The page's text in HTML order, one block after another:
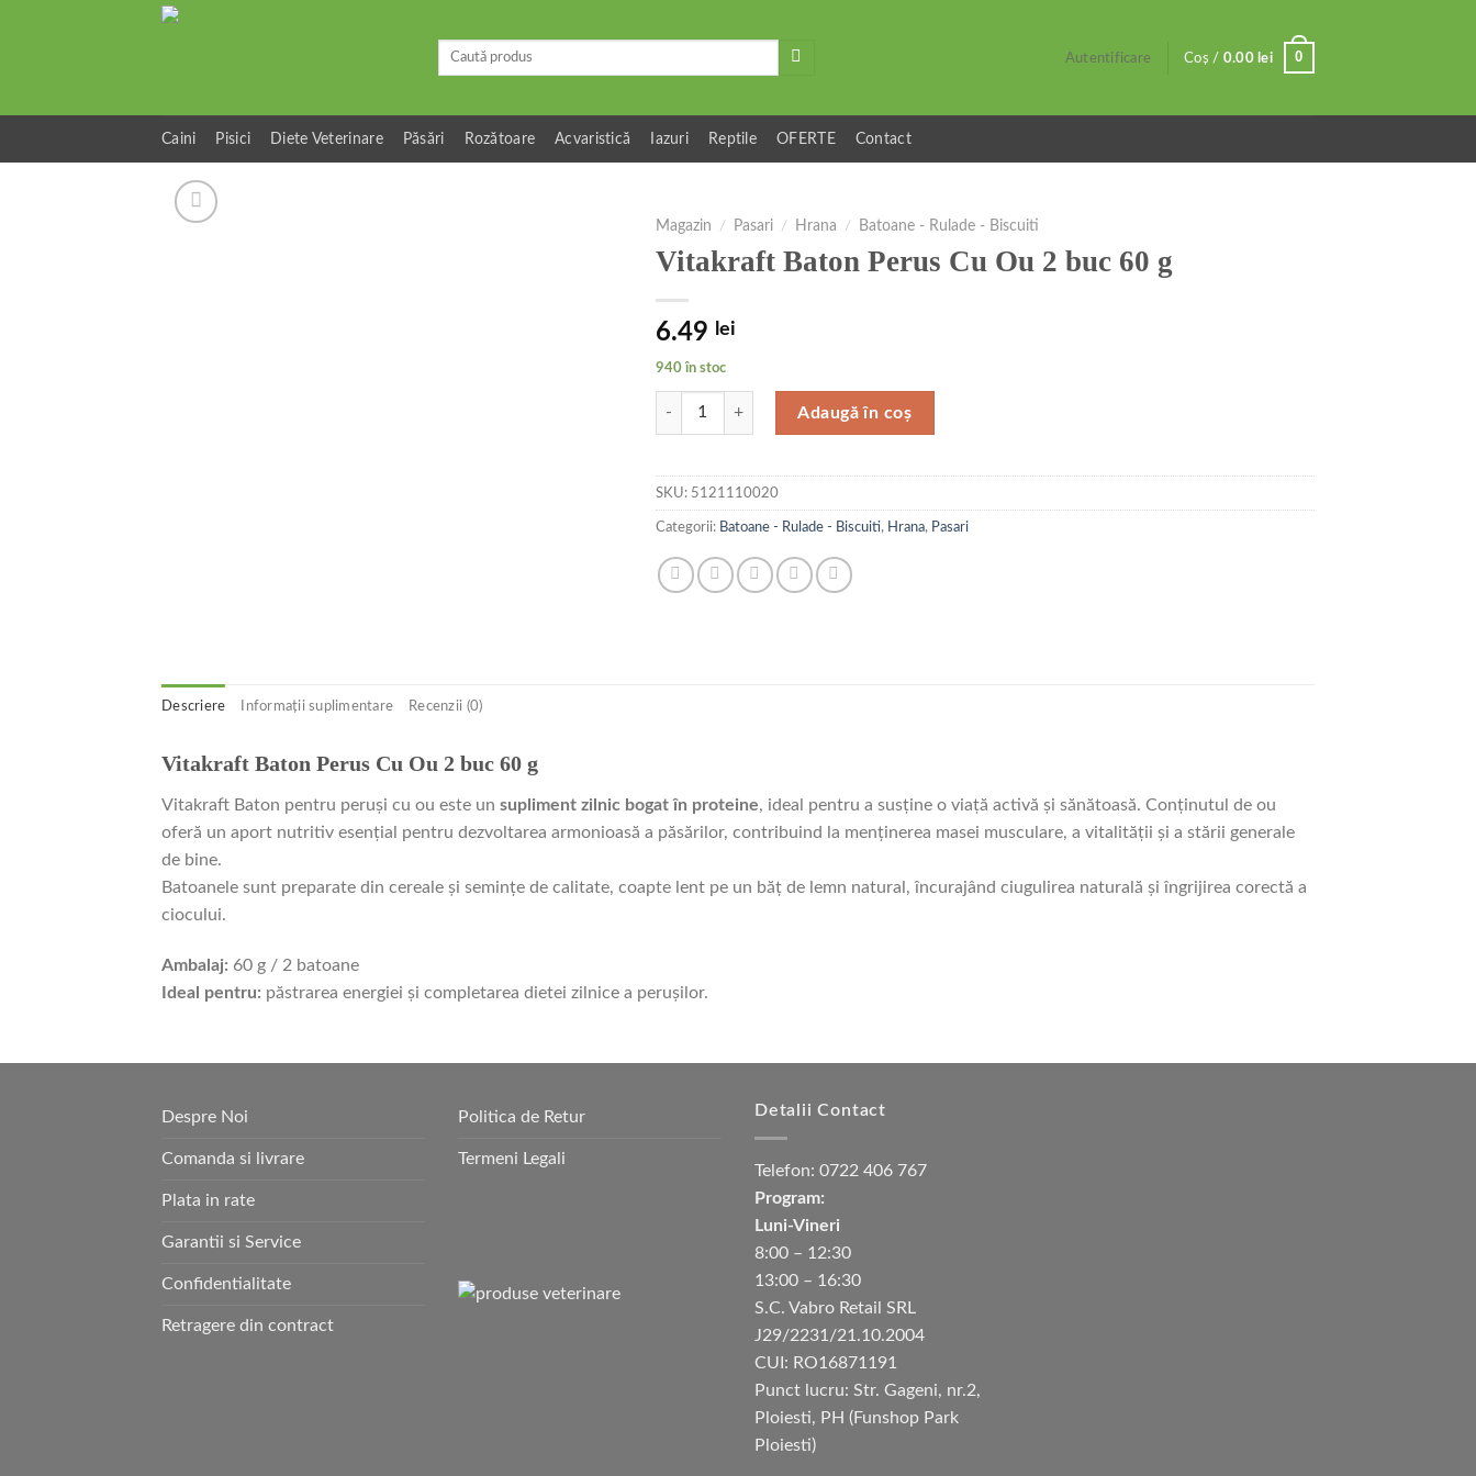
Caută
Autentificare Coș / 0.00 lei 0
Caini Pisici Diete Veterinare Păsări Rozătoare Acvaristică Iazuri Reptile OFERTE Contact
Magazin / Pasari / Hrana / Batoane - Rulade - Biscuiti
Vitakraft Baton Perus Cu Ou 2 buc 60 g
6.49 lei
940 în stoc
Cantitate Vitakraft Baton Perus Cu Ou 2 buc 60 g
Adaugă în coș
SKU: 5121110020
Categorii: Batoane - Rulade - Biscuiti, Hrana, Pasari
Descriere Informații suplimentare Recenzii (0)
Vitakraft Baton Perus Cu Ou 2 buc 60 g
Vitakraft Baton pentru peruşi cu ou este un supliment zilnic bogat în proteine, ideal pentru a susține o viață activă și sănătoasă. Conținutul de ou
oferă un aport nutritiv esențial pentru dezvoltarea armonioasă a păsărilor, contribuind la menținerea masei musculare, a vitalității și a stării generale
de bine.
Batoanele sunt preparate din cereale și semințe de calitate, coapte lent pe un băț de lemn natural, încurajând ciugulirea naturală și îngrijirea corectă a
ciocului.
Ambalaj: 60 g / 2 batoane
Ideal pentru: păstrarea energiei și completarea dietei zilnice a peruşilor.
Despre Noi
Comanda si livrare
Plata in rate
Garantii si Service
Confidentialitate
Retragere din contract
Politica de Retur
Termeni Legali
Detalii Contact
Telefon: 0722 406 767
Program:
Luni-Vineri
8:00 – 12:30
13:00 – 16:30
S.C. Vabro Retail SRL
J29/2231/21.10.2004
CUI: RO16871191
Punct lucru: Str. Gageni, nr.2,
Ploiesti, PH (Funshop Park
Ploiesti)